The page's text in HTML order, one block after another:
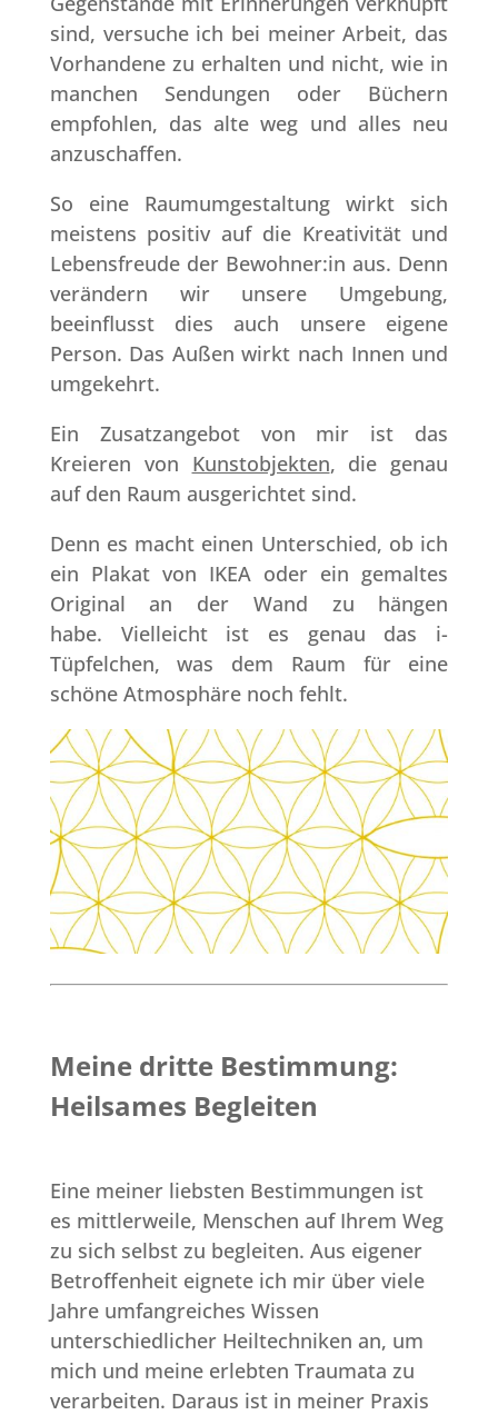
sind, versuche ich bei meiner Arbeit, das
Vorhandene zu erhalten und nicht, wie in
manchen Sendungen oder Büchern
empfohlen, das alte weg und alles neu
anzuschaffen.
So eine Raumumgestaltung wirkt sich
meistens positiv auf die Kreativität und
Lebensfreude der Bewohner:in aus. Denn
verändern wir unsere Umgebung,
beeinflusst dies auch unsere eigene
Person. Das Außen wirkt nach Innen und
umgekehrt.
Ein Zusatzangebot von mir ist das
Kreieren von Kunstobjekten, die genau
auf den Raum ausgerichtet sind.
Denn es macht einen Unterschied, ob ich
ein Plakat von IKEA oder ein gemaltes
Original an der Wand zu hängen
habe. Vielleicht ist es genau das i-
Tüpfelchen, was dem Raum für eine
schöne Atmosphäre noch fehlt.
Meine dritte Bestimmung:
Heilsames Begleiten
Eine meiner liebsten Bestimmungen ist
es mittlerweile, Menschen auf Ihrem Weg
zu sich selbst zu begleiten. Aus eigener
Betroffenheit eignete ich mir über viele
Jahre umfangreiches Wissen
unterschiedlicher Heiltechniken an, um
mich und meine erlebten Traumata zu
verarbeiten. Daraus ist in meiner Praxis